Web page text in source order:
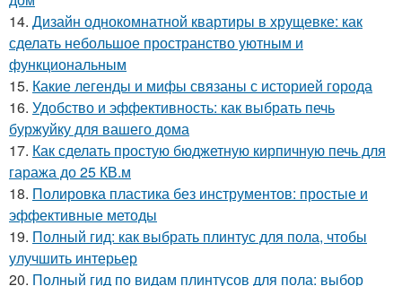
14. Дизайн однокомнатной квартиры в хрущевке: как
сделать небольшое пространство уютным и
функциональным
15. Какие легенды и мифы связаны с историей города
16. Удобство и эффективность: как выбрать печь
буржуйку для вашего дома
17. Как сделать простую бюджетную кирпичную печь для
гаража до 25 КВ.м
18. Полировка пластика без инструментов: простые и
эффективные методы
19. Полный гид: как выбрать плинтус для пола, чтобы
улучшить интерьер
20. Полный гид по видам плинтусов для пола: выбор